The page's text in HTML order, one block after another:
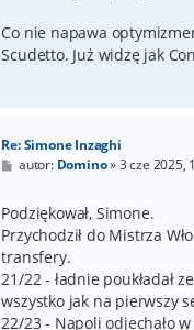
Co nie napawa
Scudetto. Już widzę jak
Re: Simone Inzaghi
P
t
autor: Domino»3 cze 2025,
Podziękował, Simone.
Przychodził do Mistrza
transfery.
21/22 - ładnie poukładał
wszystko jak na pierwszy
22/23 - Napoli odjechało